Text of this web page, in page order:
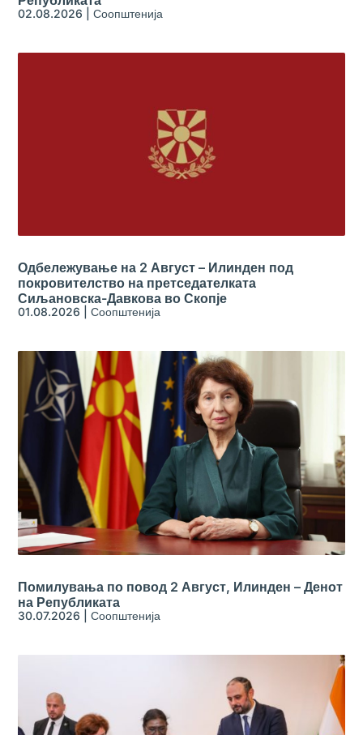
02.08.2026 |Соопштенија
Одбележување на 2 Август – Илинден под
покровителство на претседателката
Сиљановска-Давкова во Скопје
01.08.2026 |Соопштенија
Помилувања по повод 2 Август, Илинден – Денот
на Републиката
30.07.2026 |Соопштенија